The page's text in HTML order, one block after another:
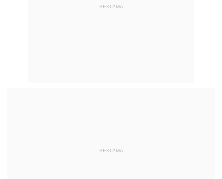
REKLAMA
REKLAMA